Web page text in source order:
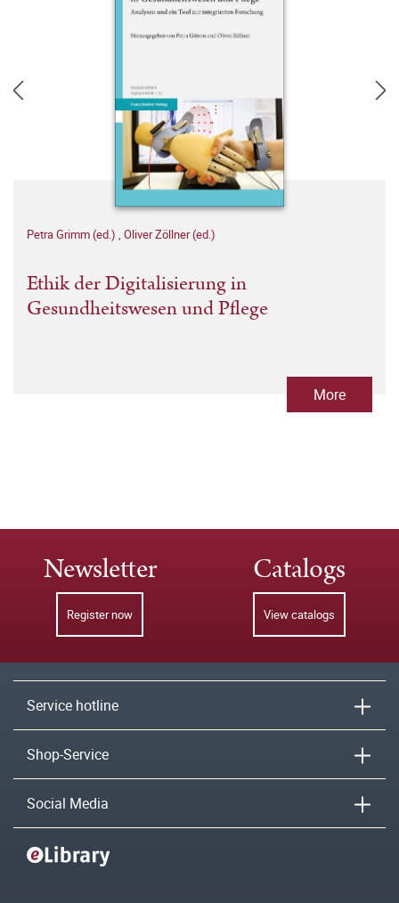
Petra Grimm (ed.) , Oliver Zöllner (ed.)
Ethik der Digitalisierung in
Gesundheitswesen und Pflege
More
Newsletter
Register now
Catalogs
View catalogs
Service hotline
Shop-Service
Social Media